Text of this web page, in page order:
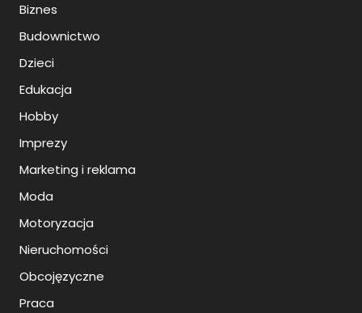
Biznes
Budownictwo
Dzieci
Edukacja
Hobby
Imprezy
Marketing i reklama
Moda
Motoryzacja
Nieruchomości
Obcojęzyczne
Praca